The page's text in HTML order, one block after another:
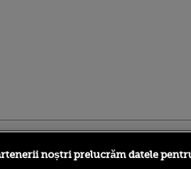
noștri prelucrăm datele